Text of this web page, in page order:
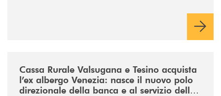
Cassa Rurale Valsugana e Tesino acquista
l’ex albergo Venezia: nasce il nuovo polo
direzionale della banca e al servizio della